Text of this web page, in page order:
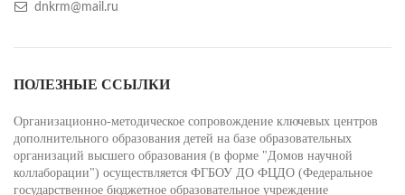
dnkrm@mail.ru
ПОЛЕЗНЫЕ ССЫЛКИ
Организационно-методическое сопровождение ключевых центров
дополнительного образования детей на базе образовательных
организаций высшего образования (в форме "Домов научной
коллаборации") осуществляется ФГБОУ ДО ФЦДО (Федеральное
государственное бюджетное образовательное учреждение